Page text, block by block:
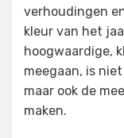
verhoudingen
kleur van het
hoogwaardige,
meegaan, is
maar ook de
maken.